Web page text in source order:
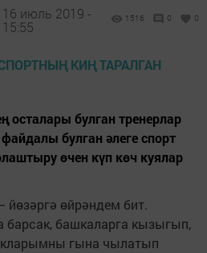
16 июль 2019 -
15:55
1516 0 0
осталары булган тренерлар
булган әлеге спорт
өчен күп көч куялар
өйрәндем бит.
барсак, башкаларга кызыгып,
гына чылатып